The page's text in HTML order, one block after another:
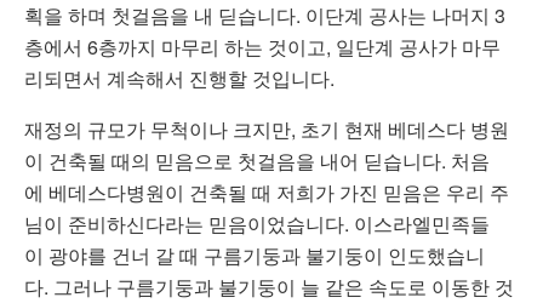
획을 하며 첫걸음을 내 딛습니다. 이단계 공사는 나머지 3
층에서 6층까지 마무리 하는 것이고, 일단계 공사가 마무
리되면서 계속해서 진행할 것입니다.
재정의 규모가 무척이나 크지만, 초기 현재 베데스다 병원
이 건축될 때의 믿음으로 첫걸음을 내어 딛습니다. 처음
에 베데스다병원이 건축될 때 저희가 가진 믿음은 우리 주
님이 준비하신다라는 믿음이었습니다. 이스라엘민족들
이 광야를 건너 갈 때 구름기둥과 불기둥이 인도했습니
다. 그러나 구름기둥과 불기둥이 늘 같은 속도로 이동한 것